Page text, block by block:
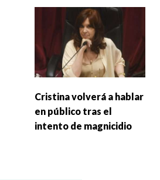
Cristina volverá a hablar
en público tras el
intento de magnicidio